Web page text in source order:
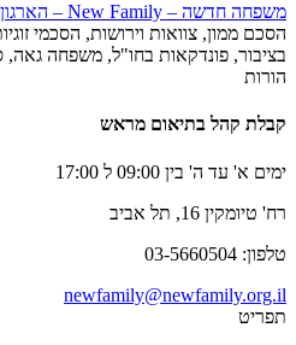
משפחה חדשה – New Family – הארגון לקידום זכויות המשפחה
הסכם ממון, צוואות וירושות, הסכמי
בציבור, פונדקאות בחו"ל, משפחה גאה,
הורות
קבלת קהל בתיאום מראש
ימים א' עד ה' בין 09:00 ל 17:00
רח' טיומקין 16, תל אביב
טלפון: 03-5660504
newfamily@newfamily.org.il
תפריט